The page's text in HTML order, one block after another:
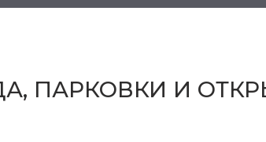
ПАРКОВКИ И